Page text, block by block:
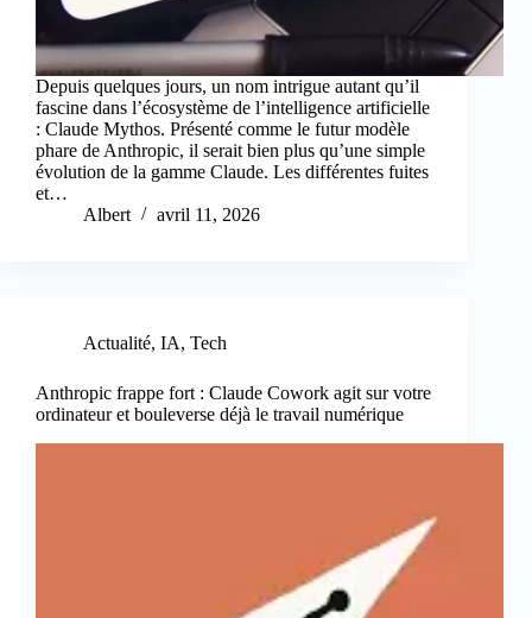
Depuis quelques jours, un nom intrigue autant qu’il
fascine dans l’écosystème de l’intelligence artificielle
: Claude Mythos. Présenté comme le futur modèle
phare de Anthropic, il serait bien plus qu’une simple
évolution de la gamme Claude. Les différentes fuites
et…
Albert
avril 11, 2026
Actualité, IA, Tech
Anthropic frappe fort : Claude Cowork agit sur votre
ordinateur et bouleverse déjà le travail numérique